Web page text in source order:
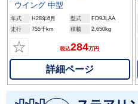
ウイング 中型
年式 H28年6月 型式
FD9JLAA
走行
755千km 積載 2,650kg
☆ 税込284万円
詳細ページ